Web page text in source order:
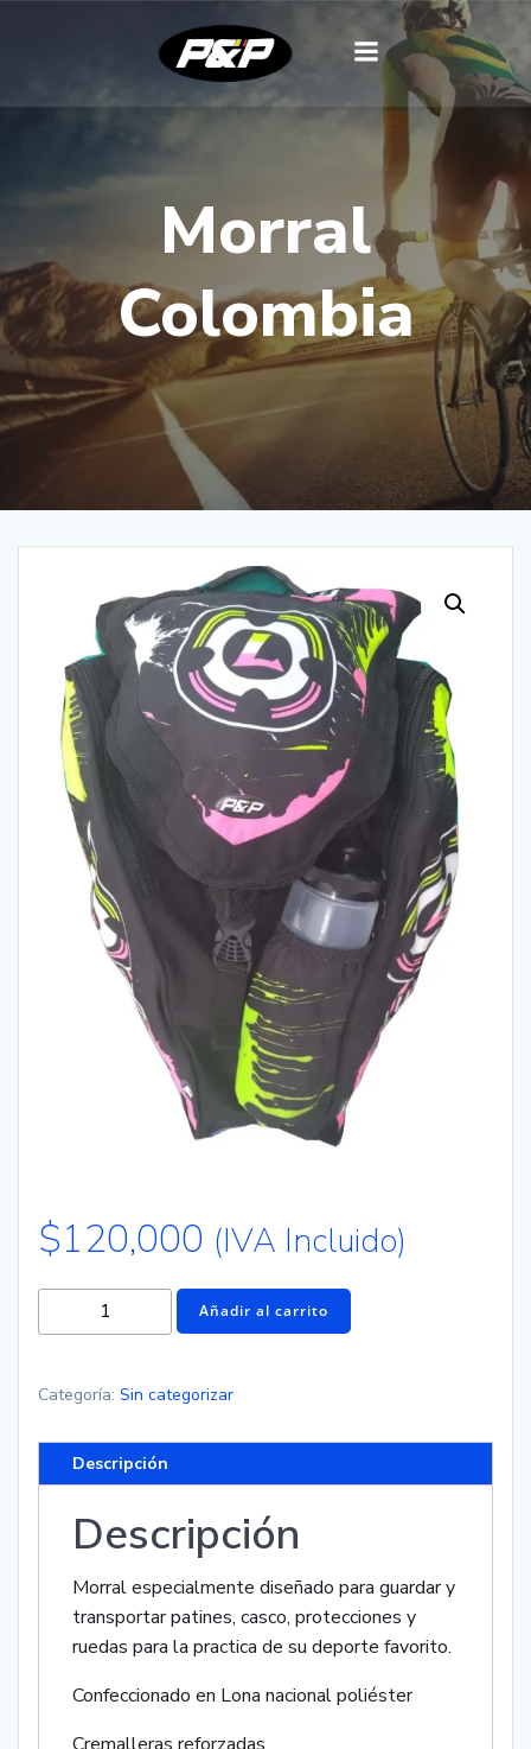
Morral
Colombia
$120,000 (IVA Incluido)
Añadir al carrito
Categoría: Sin categorizar
Descripción
Descripción
Morral especialmente diseñado para guardar y
transportar patines, casco, protecciones y
ruedas para la practica de su deporte favorito.
Confeccionado en Lona nacional poliéster